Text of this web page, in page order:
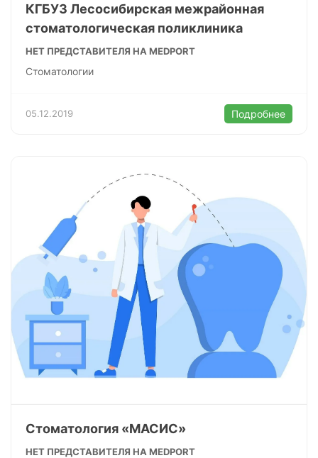
КГБУЗ Лесосибирская межрайонная
стоматологическая поликлиника
НЕТ ПРЕДСТАВИТЕЛЯ НА MEDPORT
Стоматологии
05.12.2019 Подробнее
Стоматология «МАСИС»
НЕТ ПРЕДСТАВИТЕЛЯ НА MEDPORT